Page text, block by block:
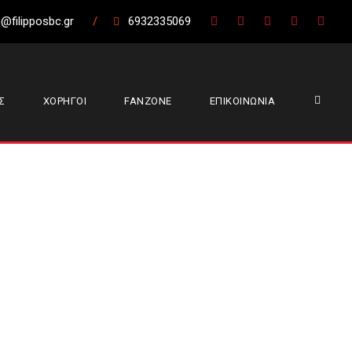
/ 6932335069
ΧΟΡΗΓΟΙ FANZONE ΕΠΙΚΟΙΝΩΝΙΑ